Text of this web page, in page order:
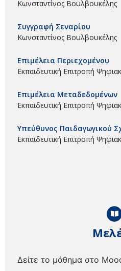
Δείτε το μάθημα στο
Κωνσταντίνος Βουλβουκέλης
Συγγραφή Σεναρίου
Κωνσταντίνος Βουλβουκέλης
Επιμέλεια Περιεχομένου
Εκπαιδευτική Επιτροπή
Επιμέλεια Μεταδεδομένων
Εκπαιδευτική Επιτροπή
Υπεύθυνος Παιδαγωγικού
Εκπαιδευτική Επιτροπή